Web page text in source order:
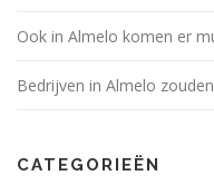
Ook in Almelo komen er
Bedrijven in Almelo
CATEGORIEËN